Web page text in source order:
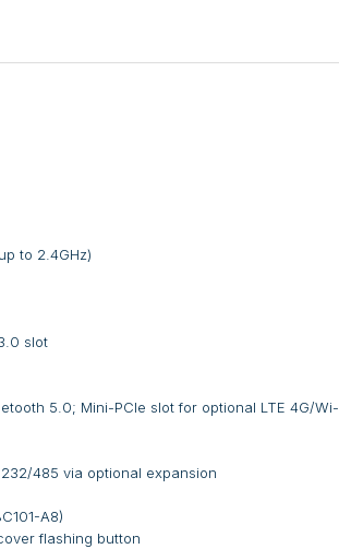
to 2.4GHz)
slot
5.0; Mini-PCIe slot for optional LTE 4G/Wi-
485 via optional expansion
A8)
flashing button